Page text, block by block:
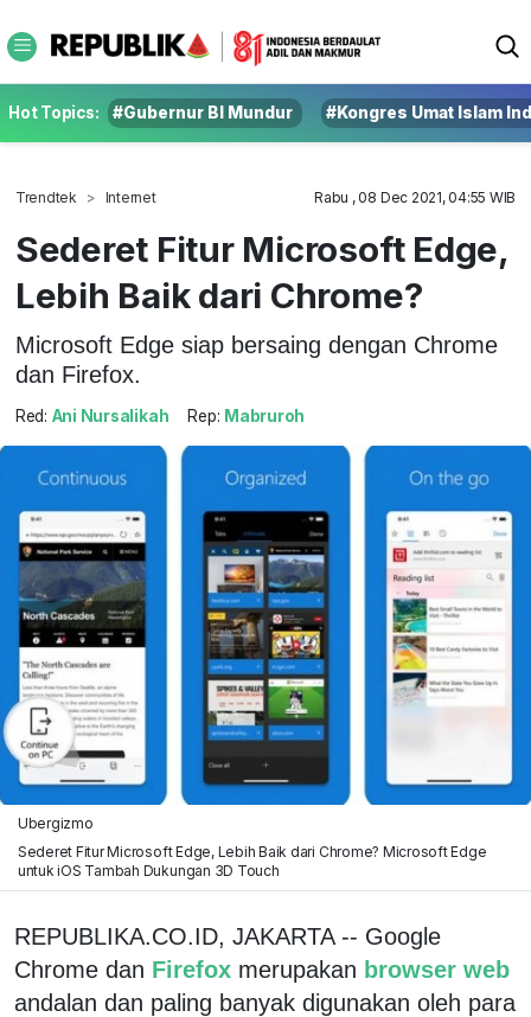
Hot Topics: #Gubernur BI Mundur #Kongres Umat Islam
Trendtek Internet Rabu , 08 Dec 2021, 04:55 WIB
Sederet Fitur Microsoft Edge,
Lebih Baik dari Chrome?
Microsoft Edge siap bersaing dengan Chrome
dan Firefox.
Red: Ani Nursalikah Rep: Mabruroh
Ubergizmo
Sederet Fitur Microsoft Edge, Lebih Baik dari Chrome? Microsoft Edge
untuk iOS Tambah Dukungan 3D Touch
REPUBLIKA.CO.ID, JAKARTA -- Google
Chrome dan Firefox merupakan browser web
andalan dan paling banyak digunakan oleh para